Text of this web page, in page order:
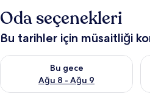
Oda seçenekleri
Bu tarihler için müsaitliği
Bu gece
Ağu 8 - Ağu 9
Bu gece için müsaitliği kontrol et